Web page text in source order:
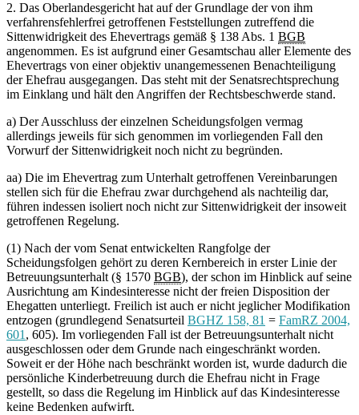
2. Das Oberlandesgericht hat auf der Grundlage der von ihm
verfahrensfehlerfrei getroffenen Feststellungen zutreffend die
Sittenwidrigkeit des Ehevertrags gemäß § 138 Abs. 1 BGB
angenommen. Es ist aufgrund einer Gesamtschau aller Elemente des
Ehevertrags von einer objektiv unangemessenen Benachteiligung
der Ehefrau ausgegangen. Das steht mit der Senatsrechtsprechung
im Einklang und hält den Angriffen der Rechtsbeschwerde stand.
a) Der Ausschluss der einzelnen Scheidungsfolgen vermag
allerdings jeweils für sich genommen im vorliegenden Fall den
Vorwurf der Sittenwidrigkeit noch nicht zu begründen.
aa) Die im Ehevertrag zum Unterhalt getroffenen Vereinbarungen
stellen sich für die Ehefrau zwar durchgehend als nachteilig dar,
führen indessen isoliert noch nicht zur Sittenwidrigkeit der insoweit
getroffenen Regelung.
(1) Nach der vom Senat entwickelten Rangfolge der
Scheidungsfolgen gehört zu deren Kernbereich in erster Linie der
Betreuungsunterhalt (§ 1570 BGB), der schon im Hinblick auf seine
Ausrichtung am Kindesinteresse nicht der freien Disposition der
Ehegatten unterliegt. Freilich ist auch er nicht jeglicher Modifikation
entzogen (grundlegend Senatsurteil BGHZ 158, 81 = FamRZ 2004,
601, 605). Im vorliegenden Fall ist der Betreuungsunterhalt nicht
ausgeschlossen oder dem Grunde nach eingeschränkt worden.
Soweit er der Höhe nach beschränkt worden ist, wurde dadurch die
persönliche Kinderbetreuung durch die Ehefrau nicht in Frage
gestellt, so dass die Regelung im Hinblick auf das Kindesinteresse
keine Bedenken aufwirft.